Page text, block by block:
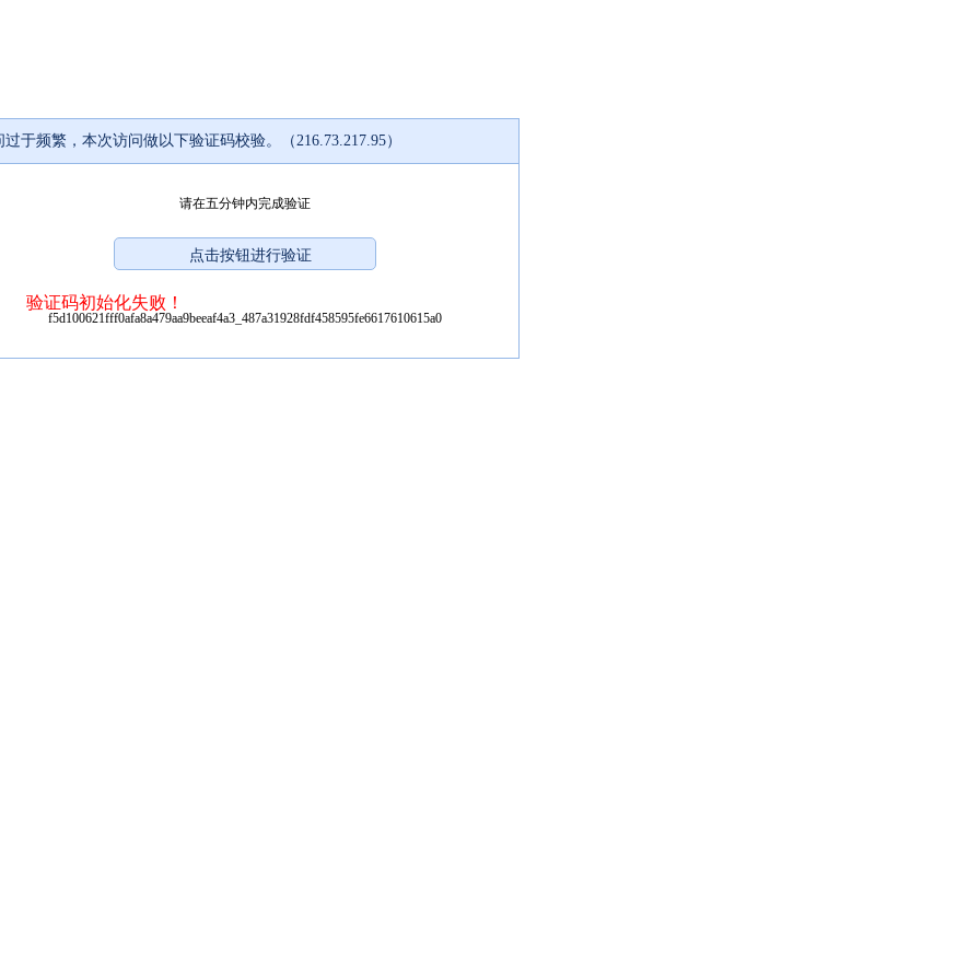
过于频繁，本次访问做以下验证码校验。（216.73.217.95）
请在五分钟内完成验证
验证码初始化失败！
f5d100621fff0afa8a479aa9beeaf4a3_487a31928fdf458595fe6617610615a0